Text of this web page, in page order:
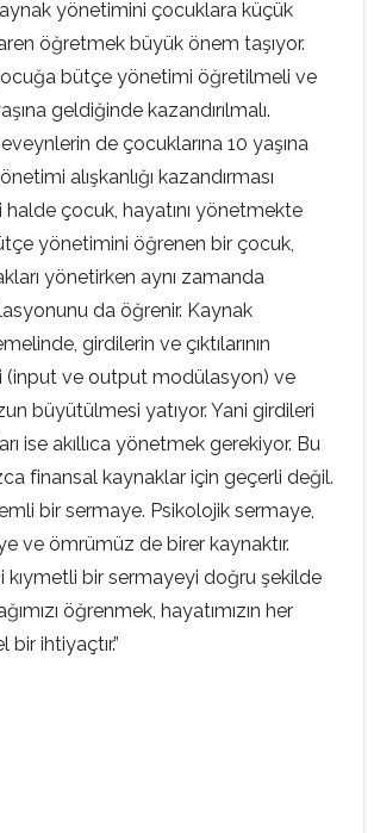
yönetimini çocuklara küçük
öğretmek büyük önem taşıyor.
bütçe yönetimi öğretilmeli ve
geldiğinde kazandırılmalı.
de çocuklarına 10 yaşına
alışkanlığı kazandırması
halde çocuk, hayatını yönetmekte
yönetimini öğrenen bir çocuk,
yönetirken aynı zamanda
da öğrenir. Kaynak
girdilerin ve çıktılarının
(input ve output modülasyon) ve
büyütülmesi yatıyor. Yani girdileri
ise akıllıca yönetmek gerekiyor. Bu
finansal kaynaklar için geçerli değil.
bir sermaye. Psikolojik sermaye,
ve ömrümüz de birer kaynaktır.
kıymetli bir sermayeyi doğru şekilde
öğrenmek, hayatımızın her
bir ihtiyaçtır.”